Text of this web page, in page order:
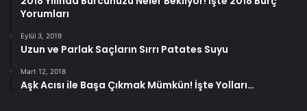
Subcision:
dokusu bantlarını ayırmak için derinin altına bir iğne
sokulmasını içeren bir prosedürdür. Sağlık uzmanları,
Cellfina olarak bilinen bir cihazla uygular. Tekniğin
Yorumları
Eylül 3, 2019
Uzun ve Parlak Saçların Sırrı Patates Suyu
Mart 12, 2018
Aşk Acısı ile Başa Çıkmak Mümkün! İşte Yolları…